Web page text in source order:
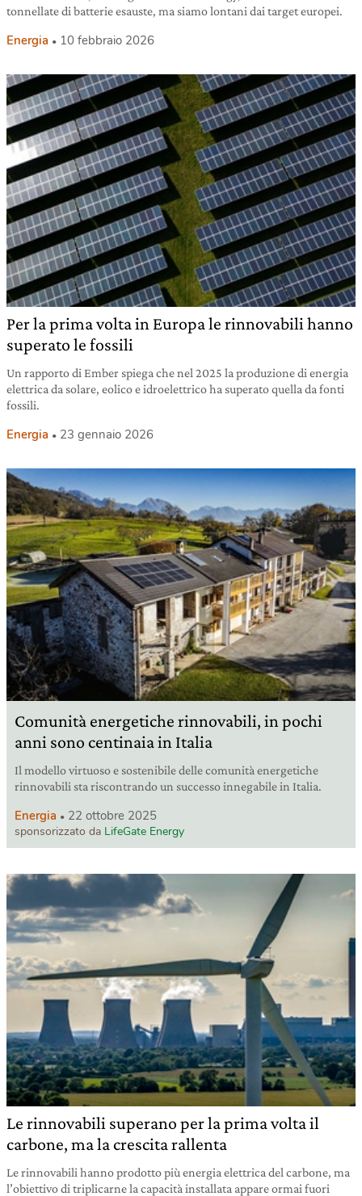
tonnellate di batterie esauste, ma siamo lontani dai target europei.
Energia 10 febbraio 2026
Per la prima volta in Europa le rinnovabili hanno
superato le fossili
Un rapporto di Ember spiega che nel 2025 la produzione di energia
elettrica da solare, eolico e idroelettrico ha superato quella da fonti
fossili.
Energia 23 gennaio 2026
Comunità energetiche rinnovabili, in pochi
anni sono centinaia in Italia
Il modello virtuoso e sostenibile delle comunità energetiche
rinnovabili sta riscontrando un successo innegabile in Italia.
Energia 22 ottobre 2025
sponsorizzato da LifeGate Energy
Le rinnovabili superano per la prima volta il
carbone, ma la crescita rallenta
Le rinnovabili hanno prodotto più energia elettrica del carbone, ma
l’obiettivo di triplicarne la capacità installata appare ormai fuori